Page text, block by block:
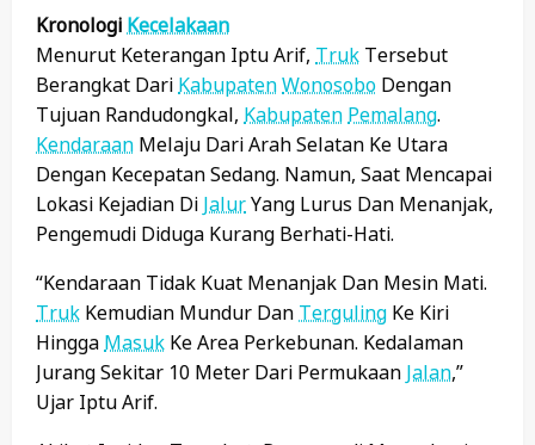
Kronologi Kecelakaan
Menurut Keterangan Iptu Arif, Truk Tersebut
Berangkat Dari KabupatenWonosobo Dengan
Tujuan Randudongkal, Kabupaten Pemalang.
Kendaraan Melaju Dari Arah Selatan Ke Utara
Dengan Kecepatan Sedang. Namun, Saat Mencapai
Lokasi Kejadian Di JalurYang Lurus Dan Menanjak,
Pengemudi Diduga Kurang Berhati-Hati.
“Kendaraan Tidak Kuat Menanjak Dan Mesin Mati.
Truk Kemudian Mundur Dan Terguling Ke Kiri
Hingga Masuk Ke Area Perkebunan. Kedalaman
Jurang Sekitar 10 Meter Dari Permukaan Jalan,”
Ujar Iptu Arif.